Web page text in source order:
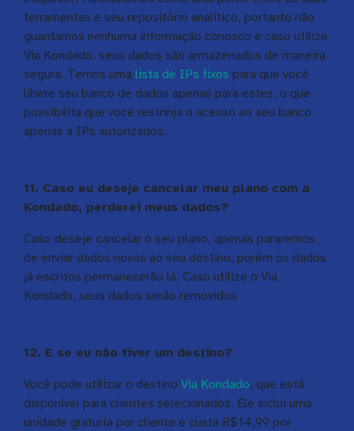
ferramentas e seu repositório analítico, portanto não
guardamos nenhuma informação conosco e caso utilize
Via Kondado, seus dados são armazenados de maneira
segura. Temos uma lista de IPs fixos para que você
libere seu banco de dados apenas para estes, o que
possibilita que você restrinja o acesso ao seu banco
apenas a IPs autorizados.
11. Caso eu deseje cancelar meu plano com a
Kondado, perderei meus dados?
Caso deseje cancelar o seu plano, apenas pararemos
de enviar dados novos ao seu destino, porém os dados
já escritos permanecerão lá. Caso utilize o Via
Kondado, seus dados serão removidos
12. E se eu não tiver um destino?
Você pode utilizar o destino Via Kondado, que está
disponível para clientes selecionados. Ele inclui uma
unidade gratuita por cliente e custa R$14,99 por